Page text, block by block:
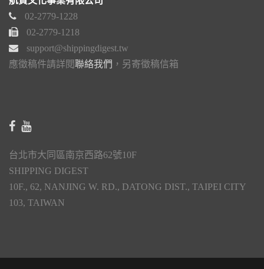
02-2779-1228
02-2779-1218
support@shippingdigest.tw
應徵稿件請詳閱聯絡我們 ，另寄徵稿信箱
台北市大同區南京西路62號10F
SHIPPING DIGEST
10F., 62, NANJING W. RD., DATONG DIST., TAIPEI CITY
103, TAIWAN